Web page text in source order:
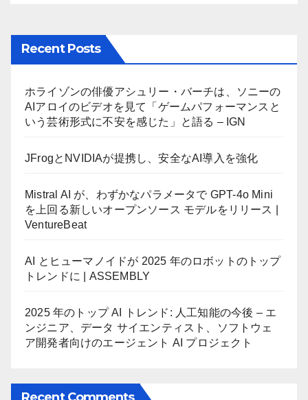
Recent Posts
ホライゾンの俳優アシュリー・バーチは、ソニーの
AIアロイのビデオを見て「ゲームパフォーマンスと
いう芸術形式に不安を感じた」と語る – IGN
JFrogとNVIDIAが提携し、安全なAI導入を強化
Mistral AI が、わずかなパラメータで GPT-4o Mini
を上回る新しいオープンソース モデルをリリース |
VentureBeat
AI とヒューマノイドが 2025 年のロボットのトップ
トレンドに | ASSEMBLY
2025 年のトップ AI トレンド: 人工知能の今後 – エ
ンジニア、データ サイエンティスト、ソフトウェ
ア開発者向けのエージェント AI プロジェクト
Recent Comments